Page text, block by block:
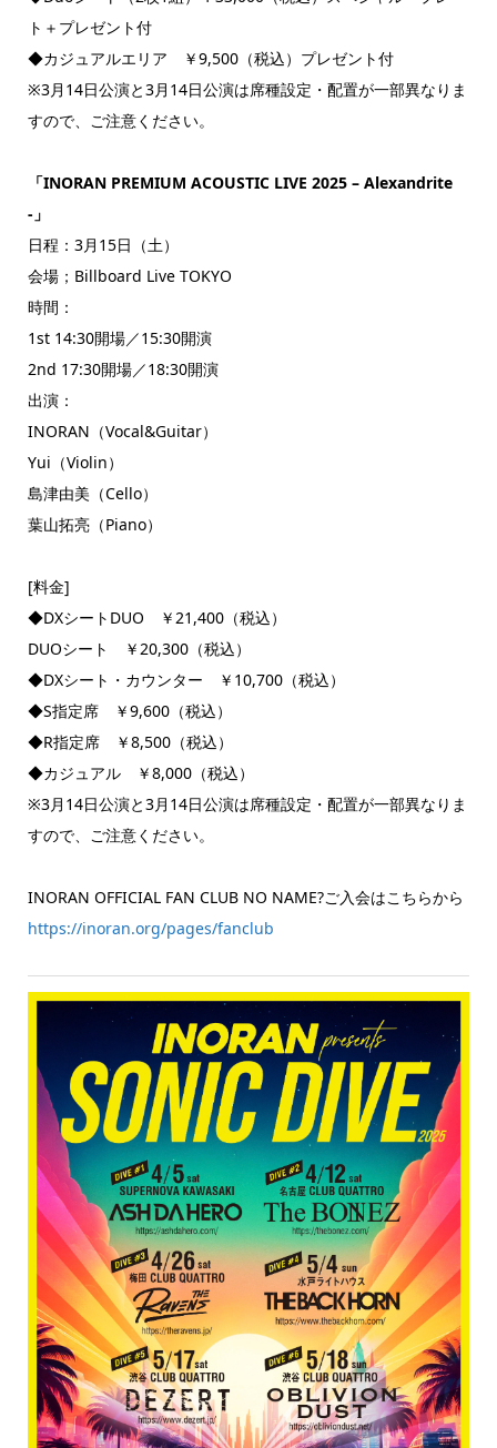
ト＋プレゼント付
◆カジュアルエリア ￥9,500（税込）プレゼント付
※3月14日公演と3月14日公演は席種設定・配置が一部異なりま
すので、ご注意ください。
「INORAN PREMIUM ACOUSTIC LIVE 2025 – Alexandrite
-」
日程：3月15日（土）
会場；Billboard Live TOKYO
時間：
1st 14:30開場／15:30開演
2nd 17:30開場／18:30開演
出演：
INORAN（Vocal&Guitar）
Yui（Violin）
島津由美（Cello）
葉山拓亮（Piano）
[料金]
◆DXシートDUO ￥21,400（税込）
DUOシート ￥20,300（税込）
◆DXシート・カウンター ￥10,700（税込）
◆S指定席 ￥9,600（税込）
◆R指定席 ￥8,500（税込）
◆カジュアル ￥8,000（税込）
※3月14日公演と3月14日公演は席種設定・配置が一部異なりま
すので、ご注意ください。
INORAN OFFICIAL FAN CLUB NO NAME?ご入会はこちらから
https://inoran.org/pages/fanclub